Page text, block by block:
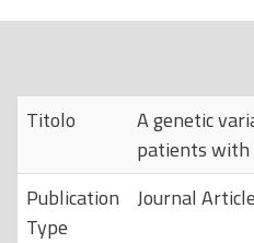
p
Titolo
A genetic
patients with
Publication
Type
Journal Article